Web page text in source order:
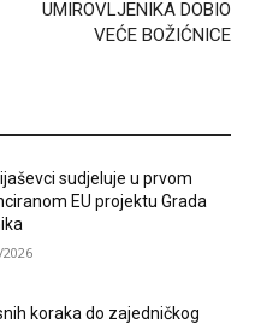
UMIROVLJENIKA DOBIO
VEĆE BOŽIĆNICE
sudjeluje u prvom
EU projektu Grada
koraka do zajedničkog